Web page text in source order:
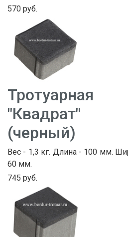
570 руб.
"Квадрат"
(черный)
Вес - 1,3 кг. Длина - 100 мм.
60 мм.
745 руб.